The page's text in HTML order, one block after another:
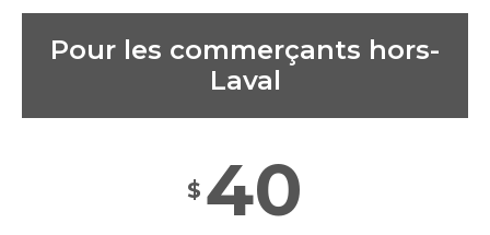
Pour les commerçants hors-
Laval
$ 40